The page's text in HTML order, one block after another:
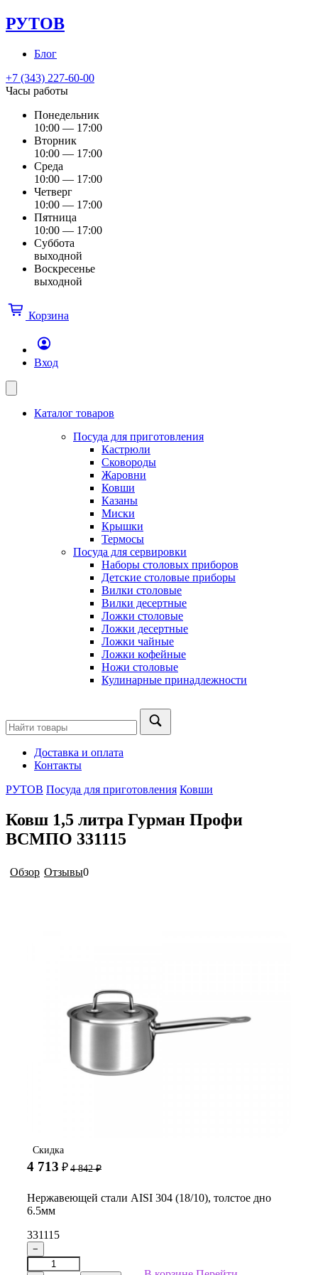
РУТОВ
Блог
+7 (343) 227-60-00
Часы работы
Понедельник
10:00 — 17:00
Вторник
10:00 — 17:00
Среда
10:00 — 17:00
Четверг
10:00 — 17:00
Пятница
10:00 — 17:00
Суббота
выходной
Воскресенье
выходной
Корзина
Вход
Каталог товаров
Посуда для приготовления
Кастрюли
Сковороды
Жаровни
Ковши
Казаны
Миски
Крышки
Термосы
Посуда для сервировки
Наборы столовых приборов
Детские столовые приборы
Вилки столовые
Вилки десертные
Ложки столовые
Ложки десертные
Ложки чайные
Ложки кофейные
Ножи столовые
Кулинарные принадлежности
Доставка и оплата
Контакты
РУТОВ Посуда для приготовления Ковши
Ковш 1,5 литра Гурман Профи
ВСМПО 331115
Обзор Отзывы0
Скидка
4 713 ₽ 4 842 ₽
Нержавеющей стали AISI 304 (18/10), толстое дно
6.5мм
331115
−